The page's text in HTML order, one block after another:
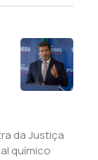
da Justiça
químico